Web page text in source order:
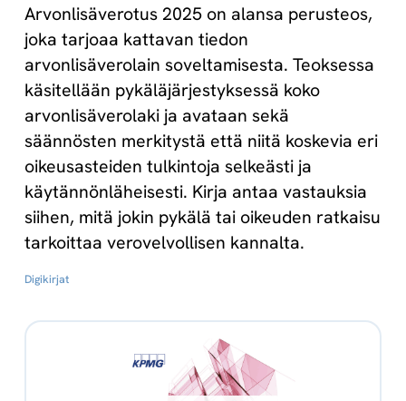
Arvonlisäverotus 2025 on alansa perusteos,
joka tarjoaa kattavan tiedon
arvonlisäverolain soveltamisesta. Teoksessa
käsitellään pykäläjärjestyksessä koko
arvonlisäverolaki ja avataan sekä
säännösten merkitystä että niitä koskevia eri
oikeusasteiden tulkintoja selkeästi ja
käytännönläheisesti. Kirja antaa vastauksia
siihen, mitä jokin pykälä tai oikeuden ratkaisu
tarkoittaa verovelvollisen kannalta.
Digikirjat